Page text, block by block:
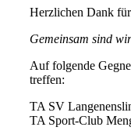
Herzlichen Dank
Gemeinsam sind
Auf folgende
treffen:
TA SV
TA Sport-Club